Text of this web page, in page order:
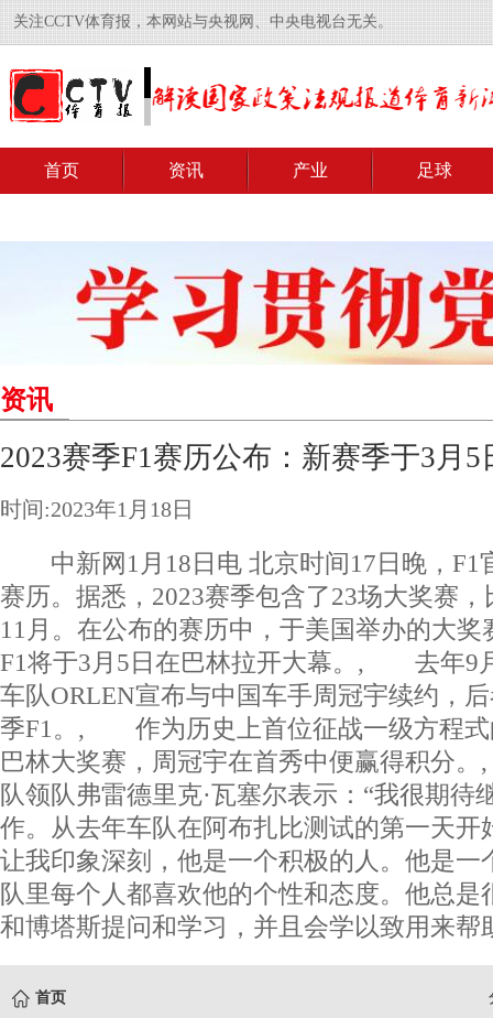
关注CCTV体育报，本网站与央视网、中央电视台无关。
首页 资讯 产业 足球
资讯
2023赛季F1赛历公布：新赛季于3月
时间:2023年1月18日
中新网1月18日电 北京时间17日晚，F1
赛历。据悉，2023赛季包含了23场大奖赛
11月。在公布的赛历中，于美国举办的大
F1将于3月5日在巴林拉开大幕。, 去年9
车队ORLEN宣布与中国车手周冠宇续约，
季F1。, 作为历史上首位征战一级方程式
巴林大奖赛，周冠宇在首秀中便赢得积分
队领队弗雷德里克·瓦塞尔表示：“我很期待
作。从去年车队在阿布扎比测试的第一天开
让我印象深刻，他是一个积极的人。他是一
队里每个人都喜欢他的个性和态度。他总是
和博塔斯提问和学习，并且会学以致用来帮
首页